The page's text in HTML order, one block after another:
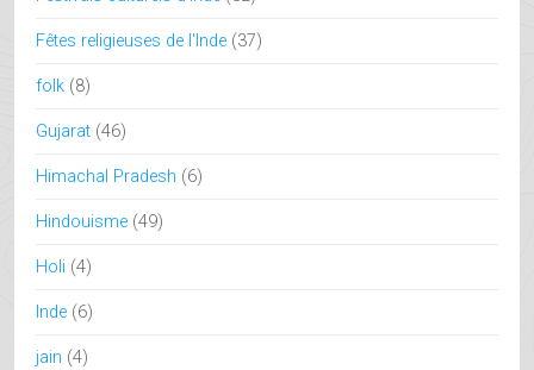
Fêtes religieuses de l'Inde (37)
folk (8)
Gujarat (46)
Himachal Pradesh (6)
Hindouisme (49)
Holi (4)
Inde (6)
jain (4)